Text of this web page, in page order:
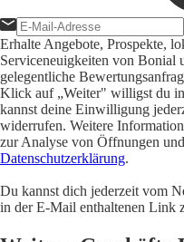
Erhalte Angebote, Prospekte,
Serviceneuigkeiten von Bonial
gelegentliche
Klick auf „Weiter" willigst du
kannst deine Einwilligung
widerrufen. Weitere
zur Analyse von Öffnungen
Datenschutzerklärung.
Du kannst dich jederzeit vom
in der E-Mail enthaltenen Link